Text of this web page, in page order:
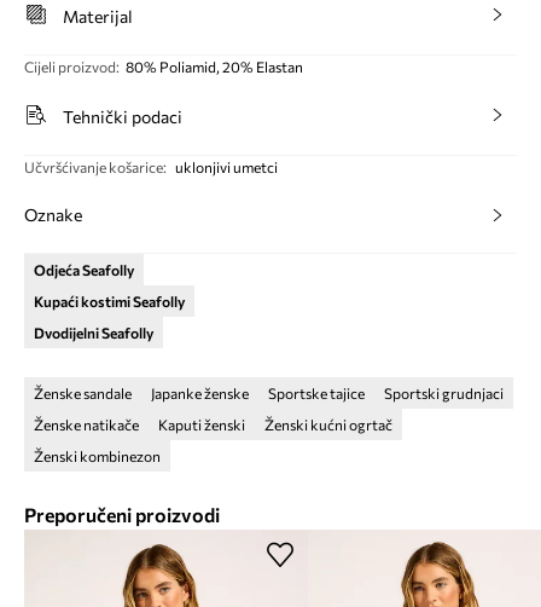
Materijal
Cijeli proizvod: 80% Poliamid, 20% Elastan
Tehnički podaci
Učvršćivanje košarice: uklonjivi umetci
Oznake
Odjeća Seafolly
Kupaći kostimi Seafolly
Dvodijelni Seafolly
Ženske sandale Japanke ženske Sportske tajice
Sportski grudnjaci
Ženske natikače
Kaputi ženski
Ženski kućni ogrtač
Ženski kombinezon
Preporučeni proizvodi